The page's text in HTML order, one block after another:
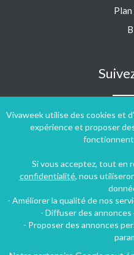
Vivaweek utilise des cookies et
expérience et proposer
Si vous acceptez, tout en
confidentialité, nous
- Améliorer la qualité de nos
- Diffuser des
- Proposer des annonces